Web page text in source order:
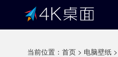
当前位置： 首页 > 电脑壁纸 >